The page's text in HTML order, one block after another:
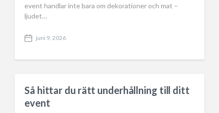
event handlar inte bara om dekorationer och mat –
ljudet…
P
s
a
t
e
juni 9, 2026
Så hittar du rätt underhållning till ditt
event